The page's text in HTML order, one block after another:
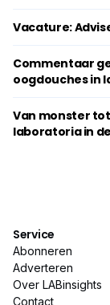
Vacature:
Commentaar
oogdouches in
Van monster
laboratoria in
Service
Abonneren
Adverteren
Over LABinsights
Contact